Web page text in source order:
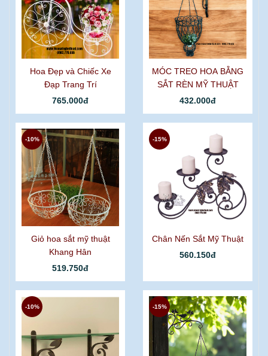
Hoa Đẹp và Chiếc Xe
Đạp Trang Trí
765.000đ
MÓC TREO HOA BẰNG
SẮT RÈN MỸ THUẬT
432.000đ
Giỏ hoa sắt mỹ thuật
Khang Hân
519.750đ
-10%
Chân Nến Sắt Mỹ Thuật
560.150đ
-15%
-10% -15%